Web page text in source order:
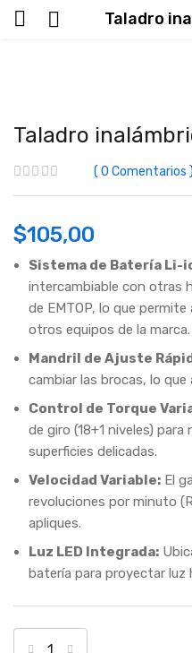
Taladro
Taladro
0 Comentarios
$105,00
Sistema de Batería Li-
intercambiable con otras
de EMTOP, lo que
otros equipos de la marca.
Mandril de Ajuste
cambiar las brocas, lo que
Control de Torque
de giro (18+1 niveles)
superficies delicadas.
Velocidad Variable: El
revoluciones por minuto
apliques.
Luz LED Integrada:
batería para proyectar luz